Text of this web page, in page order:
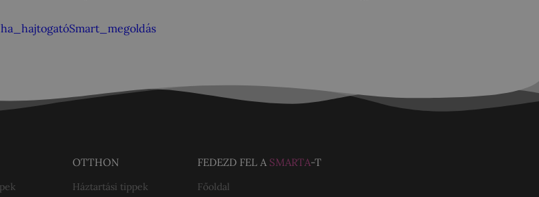
Smart_megoldás
OTTHON
Háztartási tippek
FEDEZD FEL A SMARTA-T
Főoldal